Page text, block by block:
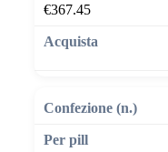
€367.45